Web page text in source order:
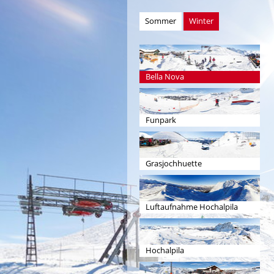
Sommer Winter
Bella Nova
Funpark
Grasjochhuette
Luftaufnahme Hochalpila
Hochalpila